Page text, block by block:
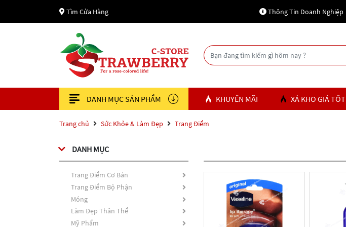
Tìm Cửa Hàng Thông Tin Doanh Nghiệp
DANH MỤC SẢN PHẨM KHUYẾN MÃI XẢ KHO GIÁ TỐT
Trang chủ Sức Khỏe & Làm Đẹp Trang Điểm
DANH MỤC
Trang Điểm Cơ Bản
Trang Điểm Bộ Phận
Móng
Làm Đẹp Thân Thể
Mỹ Phẩm